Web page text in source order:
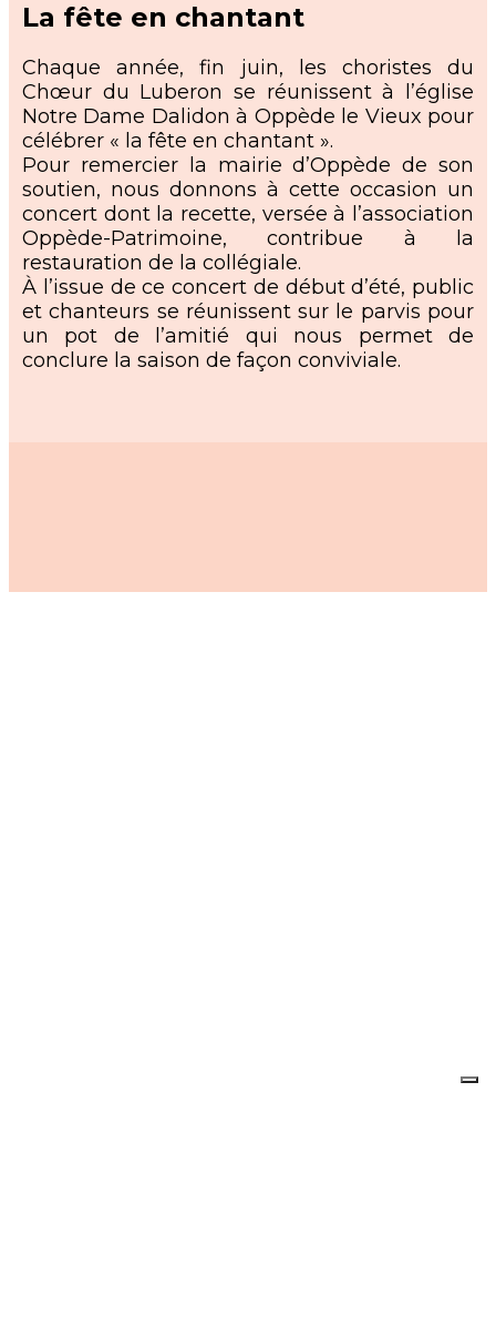
La fête en chantant
Chaque année, fin juin, les choristes du
Chœur du Luberon se réunissent à l’église
Notre Dame Dalidon à Oppède le Vieux pour
célébrer « la fête en chantant ».
Pour remercier la mairie d’Oppède de son
soutien, nous donnons à cette occasion un
concert dont la recette, versée à l’association
Oppède-Patrimoine, contribue à la
restauration de la collégiale.
À l’issue de ce concert de début d’été, public
et chanteurs se réunissent sur le parvis pour
un pot de l’amitié qui nous permet de
conclure la saison de façon conviviale.